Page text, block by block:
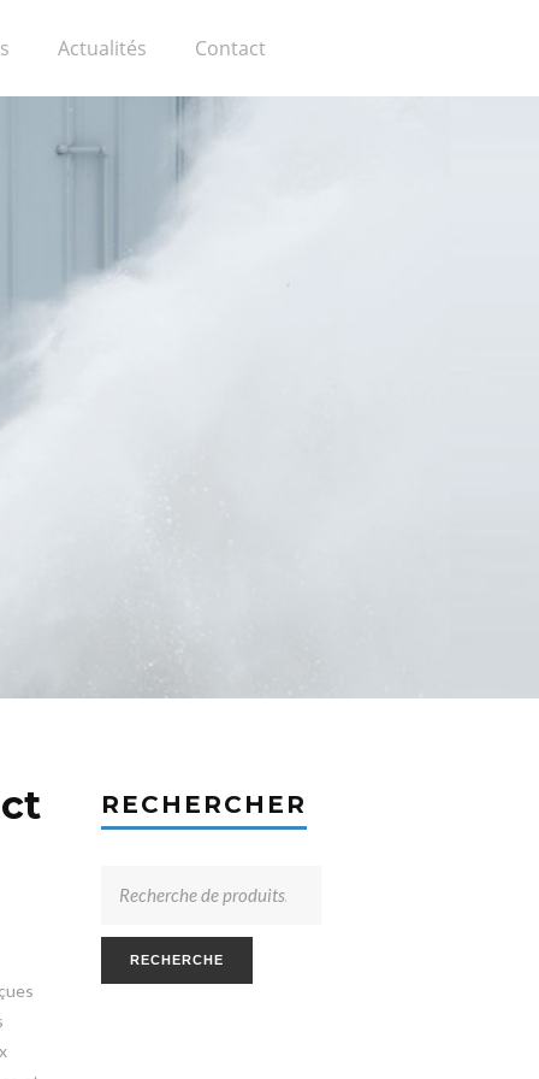
Actualités Contact
RECHERCHER
RECHERCHE